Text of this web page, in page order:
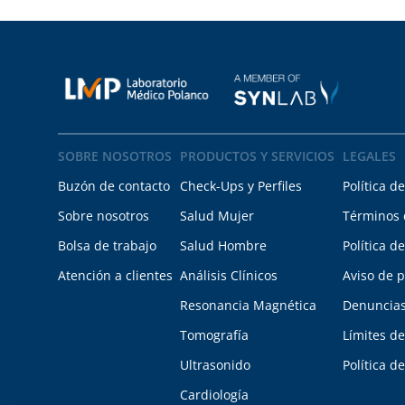
SOBRE NOSOTROS
Buzón de contacto
Sobre nosotros
Bolsa de trabajo
Atención a clientes
PRODUCTOS Y SERVICIOS
Check-Ups y Perfiles
Salud Mujer
Salud Hombre
Análisis Clínicos
Resonancia Magnética
Tomografía
Ultrasonido
Cardiología
LEGALES
Política
Términos
Política
Aviso de
Límites
Política